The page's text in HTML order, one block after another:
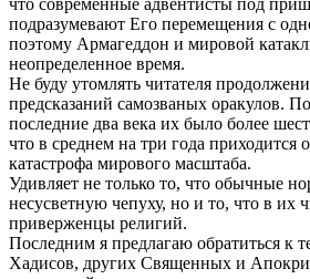
подразумевают Его перемещения с
поэтому Армагеддон и мировой
неопределенное время.
Не буду утомлять читателя
предсказаний самозваных оракулов.
последние два века их было более
что в среднем на три года приходится
катастрофа мирового масштаба.
Удивляет не только то, что обычные
несусветную чепуху, но и то, что в их
приверженцы религий.
Последним я предлагаю обратиться к
Хадисов, других Священных и